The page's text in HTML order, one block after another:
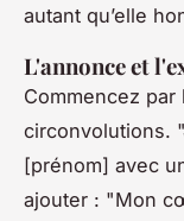
autant qu’elle
L'annonce et
Commencez par
circonvolutions.
[prénom] avec
ajouter : "Mon